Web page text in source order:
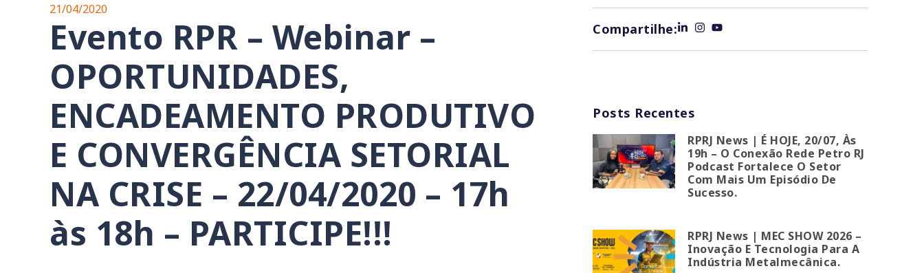
21/04/2020
Evento RPR – Webinar –
OPORTUNIDADES,
ENCADEAMENTO PRODUTIVO
E CONVERGÊNCIA SETORIAL
NA CRISE – 22/04/2020 – 17h
às 18h – PARTICIPE!!!
Compartilhe:
Posts Recentes
RPRJ News | É HOJE, 20/07, Às
19h – O Conexão Rede Petro RJ
Podcast Fortalece O Setor
Com Mais Um Episódio De
Sucesso.
RPRJ News | MEC SHOW 2026 –
Inovação E Tecnologia Para A
Indústria Metalmecânica.